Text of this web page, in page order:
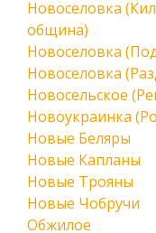
Новоселовка
община)
Новоселовка
Новоселовка
Новосельское
Новоукраинка
Новые Беляры
Новые Капланы
Новые Трояны
Новые Чобручи
Обжилое